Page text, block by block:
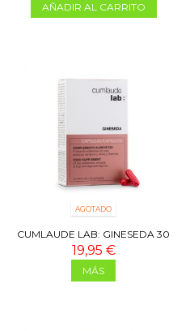
AÑADIR AL CARRITO
AGOTADO
CUMLAUDE LAB: GINESEDA 30
CÁPSULAS
19,95 €
MÁS